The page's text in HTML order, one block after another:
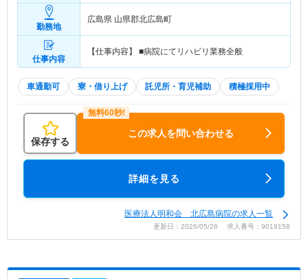
勤務地
広島県 山県郡北広島町
仕事内容
【仕事内容】 ■病院にてリハビリ業務全般
車通勤可 寮・借り上げ 託児所・育児補助 積極採用中
保存する
この求人を問い合わせる
詳細を見る
医療法人明和会 北広島病院の求人一覧
更新日：2026/05/26 求人番号：9019158